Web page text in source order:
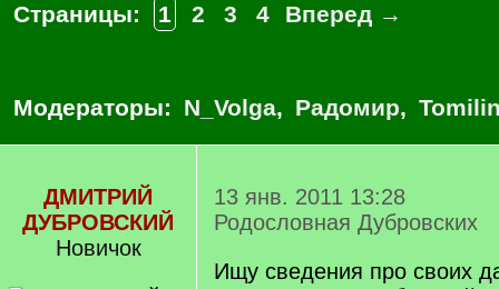
Страницы: 1 2 3 4 Вперед →
Модераторы: N_Volga, Радомир,
ДМИТРИЙ
ДУБРОВСКИЙ
Новичок
13 янв. 2011 13:28
Родословная Дубровских
Ищу сведения про своих